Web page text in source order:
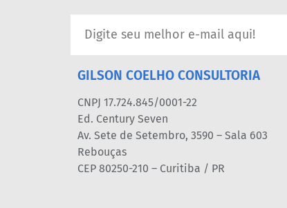
GILSON COELHO CONSULTORIA
CNPJ 17.724.845/0001-22
Ed. Century Seven
Av. Sete de Setembro, 3590 – Sala 603
Rebouças
CEP 80250-210 – Curitiba / PR